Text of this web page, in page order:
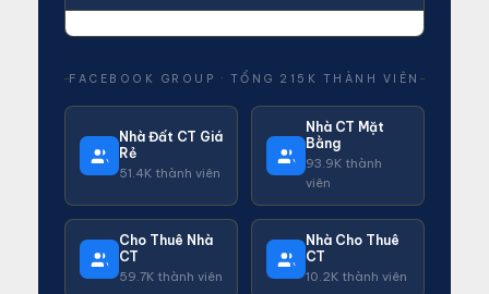
FACEBOOK GROUP · TỔNG 215K THÀNH VIÊN
Nhà Đất CT Giá
Rẻ
51.4K thành viên
Nhà CT Mặt
Bằng
93.9K thành
viên
Cho Thuê Nhà
CT
59.7K thành viên
Nhà Cho Thuê
CT
10.2K thành viên